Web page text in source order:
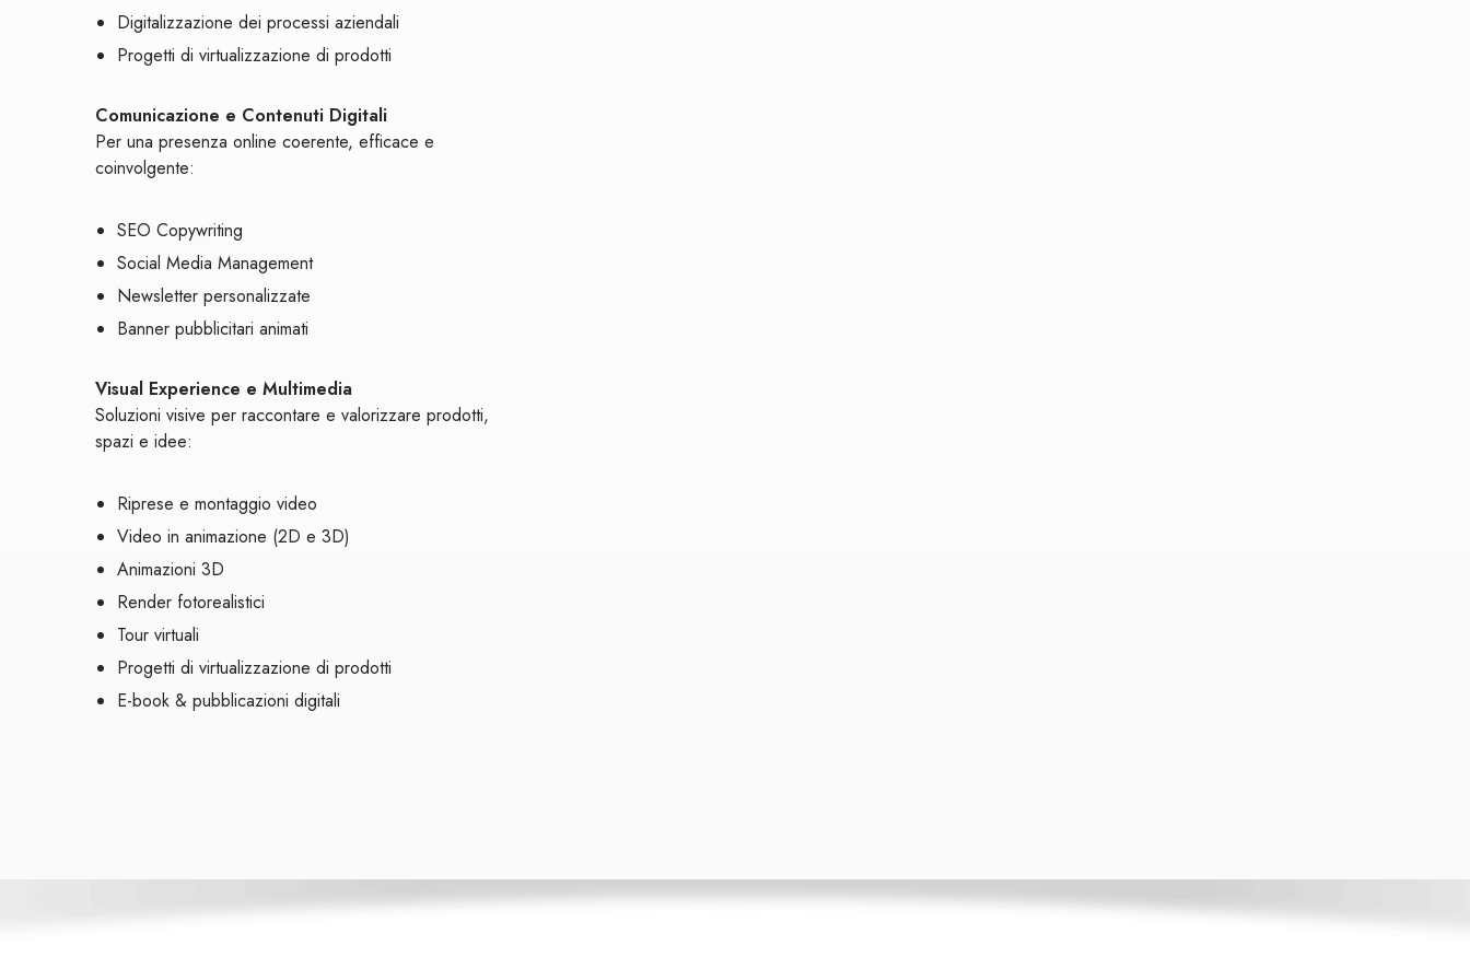
Digitalizzazione dei processi aziendali
Progetti di virtualizzazione di prodotti
Comunicazione e Contenuti Digitali
Per una presenza online coerente, efficace e
coinvolgente:
SEO Copywriting
Social Media Management
Newsletter personalizzate
Banner pubblicitari animati
Visual Experience e Multimedia
Soluzioni visive per raccontare e valorizzare prodotti,
spazi e idee:
Riprese e montaggio video
Video in animazione (2D e 3D)
Animazioni 3D
Render fotorealistici
Tour virtuali
Progetti di virtualizzazione di prodotti
E-book & pubblicazioni digitali